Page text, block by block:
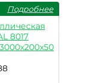
Подробнее
8017